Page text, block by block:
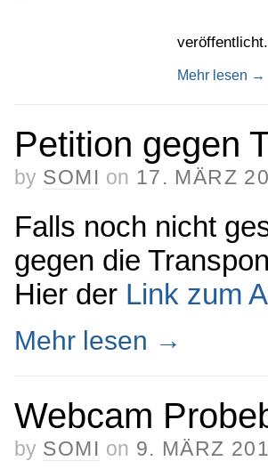
veröffentlicht.
Mehr lesen →
Petition gegen
by SOMI on 17. MÄRZ
Falls noch nicht
gegen die
Hier der Link zum
Mehr lesen →
Webcam
by SOMI on 9. MÄRZ